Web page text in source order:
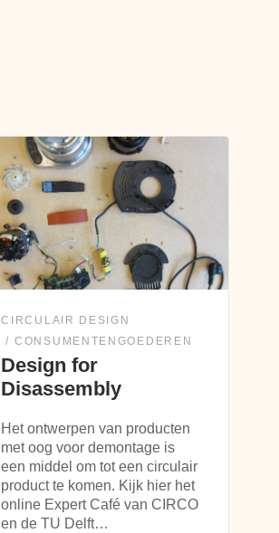
CIRCULAIR DESIGN
CONSUMENTENGOEDEREN
Design for
Disassembly
Het ontwerpen van producten
met oog voor demontage is
een middel om tot een circulair
product te komen. Kijk hier het
online Expert Café van CIRCO
en de TU Delft…